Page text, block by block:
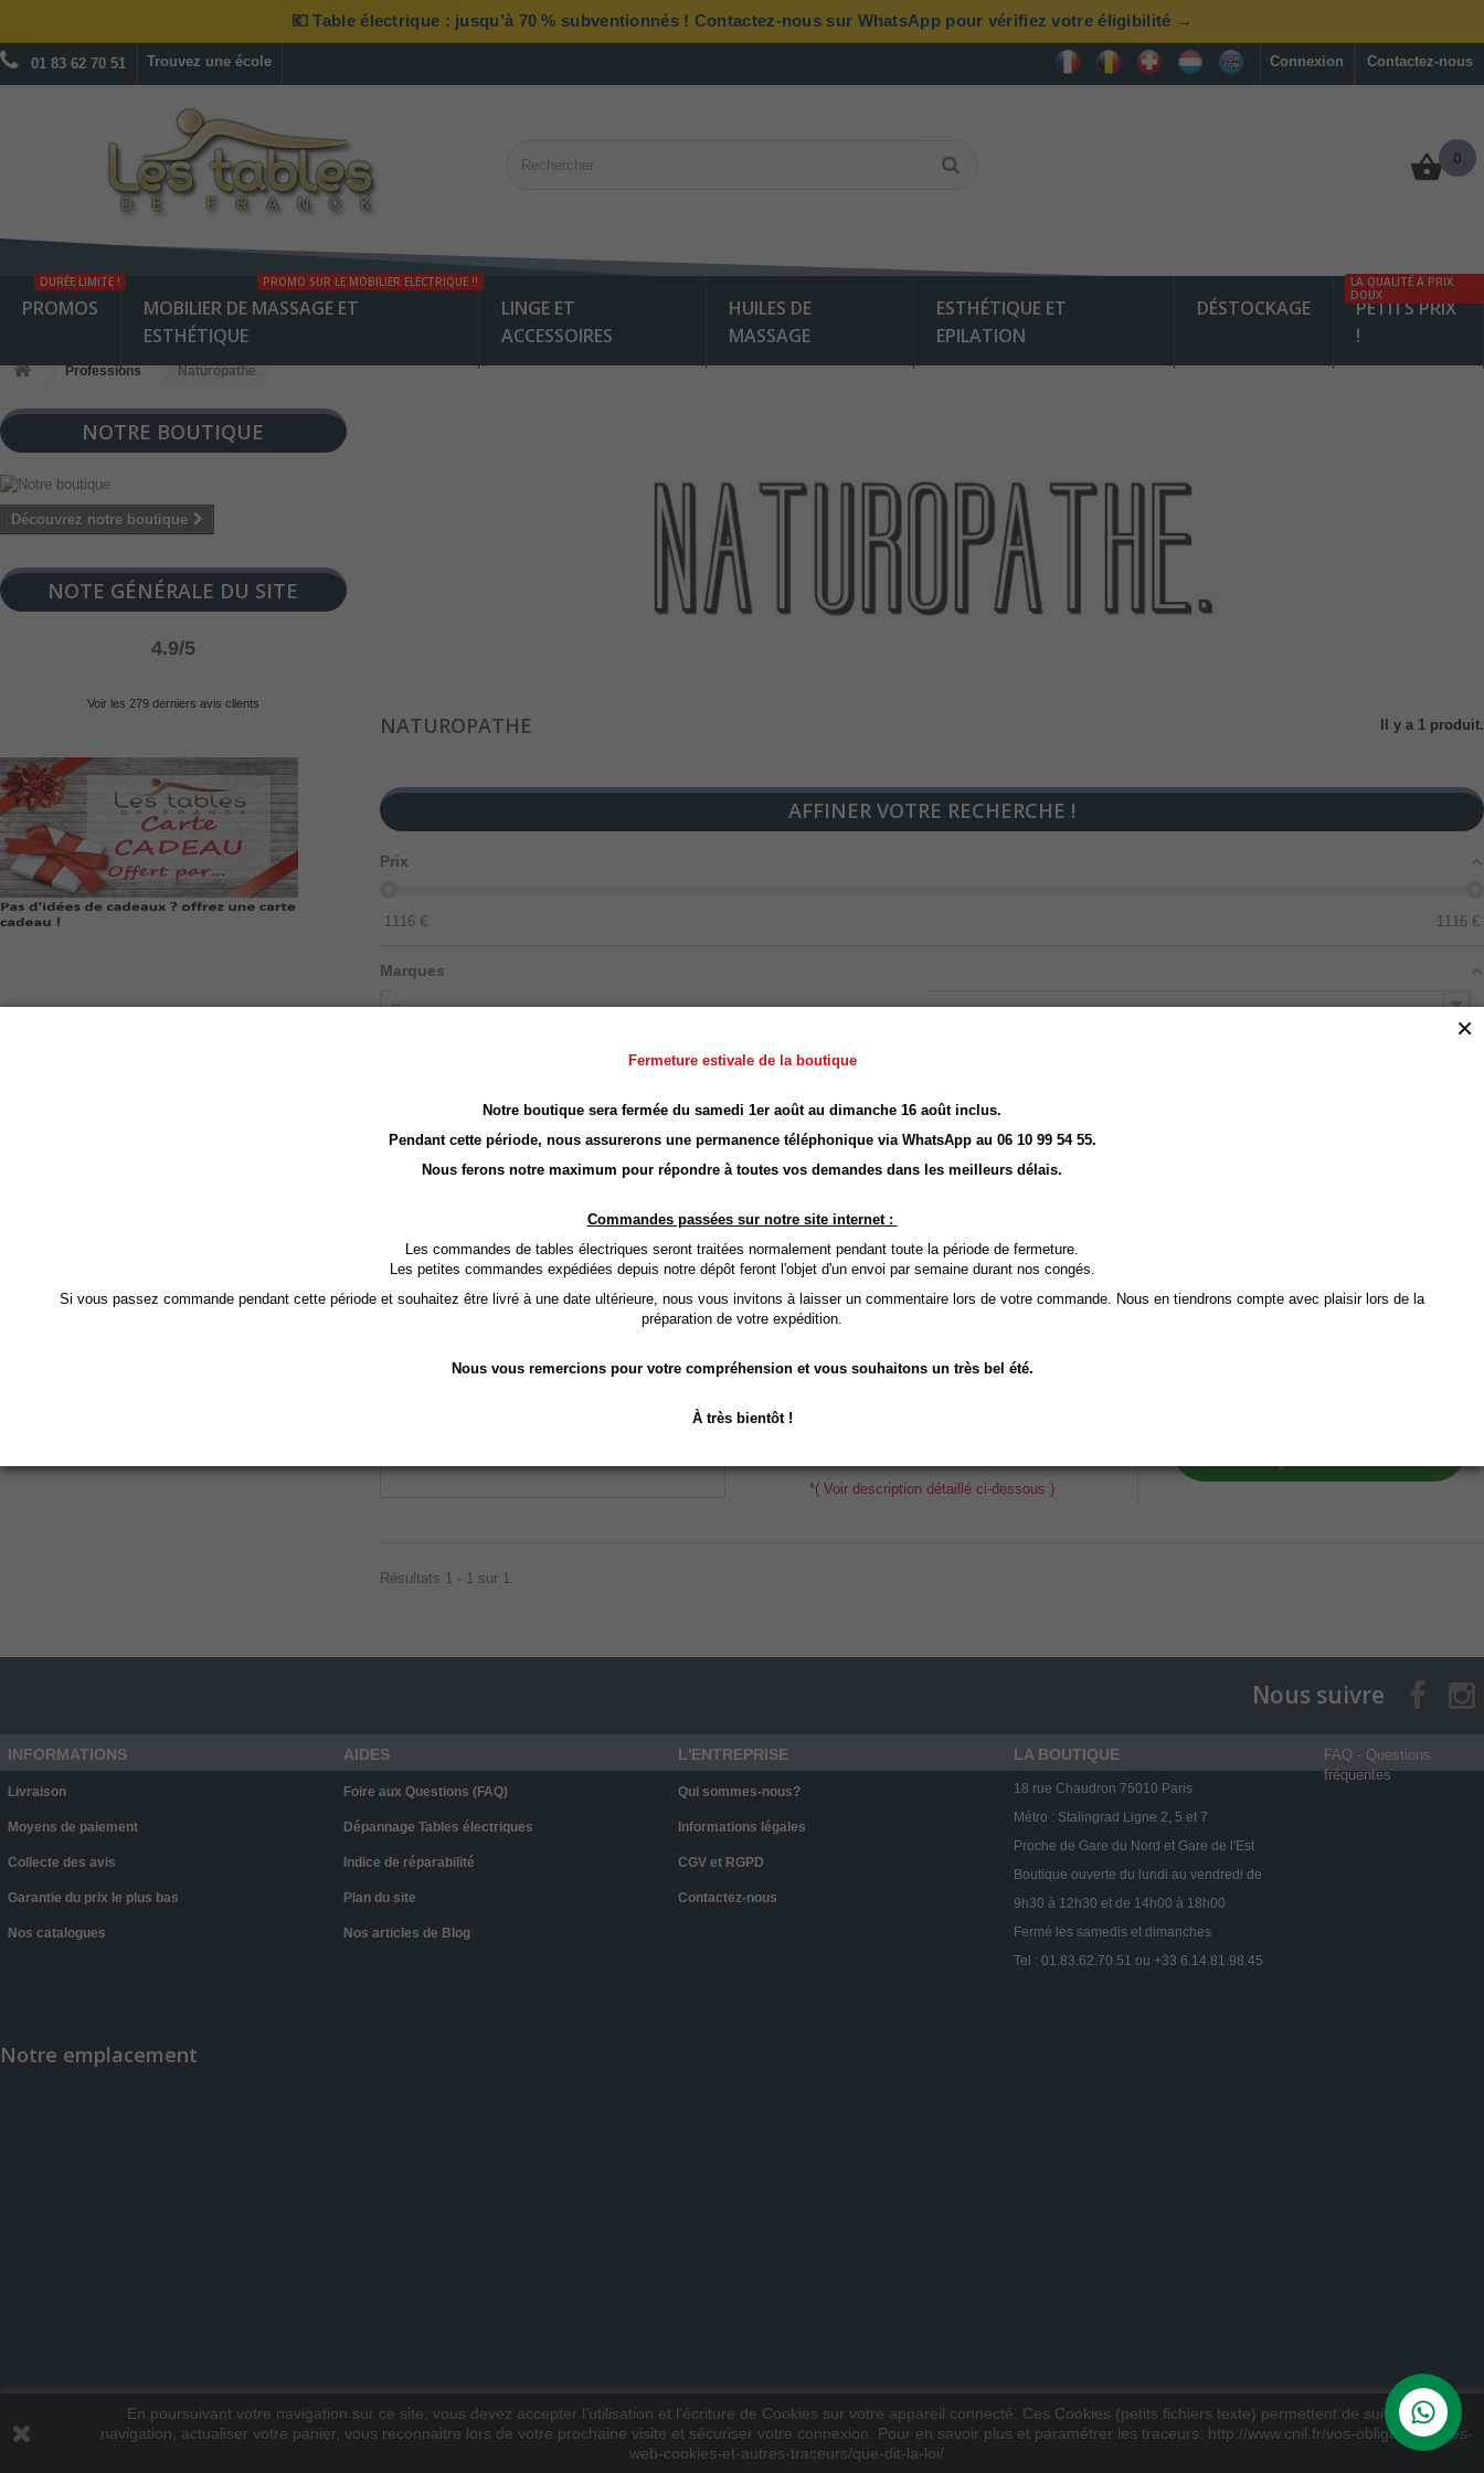
💶 Table électrique : jusqu’à 70 % subventionnés ! Contactez-nous sur WhatsApp pour vérifiez votre éligibilité →
Contactez-nous
01 83 62 70 51 Trouvez une école Connexion
0
PROMOS
DURÉE LIMITE !
MOBILIER DE MASSAGE ET
ESTHÉTIQUE
PROMO SUR LE MOBILIER ELECTRIQUE !!
LINGE ET
ACCESSOIRES
HUILES DE
MASSAGE
ESTHÉTIQUE ET
EPILATION
DÉSTOCKAGE
PETITS PRIX
!
LA QUALITÉ À PRIX
DOUX
Professions Naturopathe
NOTRE BOUTIQUE
Découvrez notre boutique
NOTE GÉNÉRALE DU SITE
4.9/5
Voir les 279 derniers avis clients
NATUROPATHE Il y a 1 produit.
AFFINER VOTRE RECHERCHE !
Prix
1116€ 1116 €
Marques
--
Résultats 1 - 1 sur 1.
Table de Massage et Soins
Esthétique 70 cm - CERVIC
Disponible en deux couleurs: Gris ou Blanc
*( Voir description détaillé ci-dessous )
Résultats 1 - 1 sur 1.
Nous suivre
INFORMATIONS
Livraison
Moyens de paiement
Collecte des avis
Garantie du prix le plus bas
Nos catalogues
AIDES
Foire aux Questions (FAQ)
Dépannage Tables électriques
Indice de réparabilité
Plan du site
Nos articles de Blog
L'ENTREPRISE
Qui sommes-nous?
Informations légales
CGV et RGPD
Contactez-nous
LA BOUTIQUE
18 rue Chaudron 75010 Paris
Métro : Stalingrad Ligne 2, 5 et 7
Proche de Gare du Nord et Gare de l'Est
Boutique ouverte du lundi au vendredi de
9h30 à 12h30 et de 14h00 à 18h00
Fermé les samedis et dimanches
Tel : 01.83.62.70.51 ou +33 6.14.81.98.45
En poursuivant votre navigation sur ce site, vous devez accepter l’utilisation et l'écriture de Cookies sur votre appareil connecté. Ces Cookies (petits fichiers texte) permettent de suivre votre
navigation, actualiser votre panier, vous reconnaitre lors de votre prochaine visite et sécuriser votre connexion. Pour en savoir plus et paramétrer les traceurs: http://www.cnil.fr/vos-obligations/sites-
web-cookies-et-autres-traceurs/que-dit-la-loi/
Notre emplacement
FAQ - Questions
fréquentes
Fermeture estivale de la boutique
Notre boutique sera fermée du samedi 1er août au dimanche 16 août inclus.
Pendant cette période, nous assurerons une permanence téléphonique via WhatsApp au 06 10 99 54 55.
Nous ferons notre maximum pour répondre à toutes vos demandes dans les meilleurs délais.
Commandes passées sur notre site internet :
Les commandes de tables électriques seront traitées normalement pendant toute la période de fermeture.
Les petites commandes expédiées depuis notre dépôt feront l'objet d'un envoi par semaine durant nos congés.
Si vous passez commande pendant cette période et souhaitez être livré à une date ultérieure, nous vous invitons à laisser un commentaire lors de votre commande. Nous en tiendrons compte avec plaisir lors de la
préparation de votre expédition.
Nous vous remercions pour votre compréhension et vous souhaitons un très bel été.
À très bientôt !
×